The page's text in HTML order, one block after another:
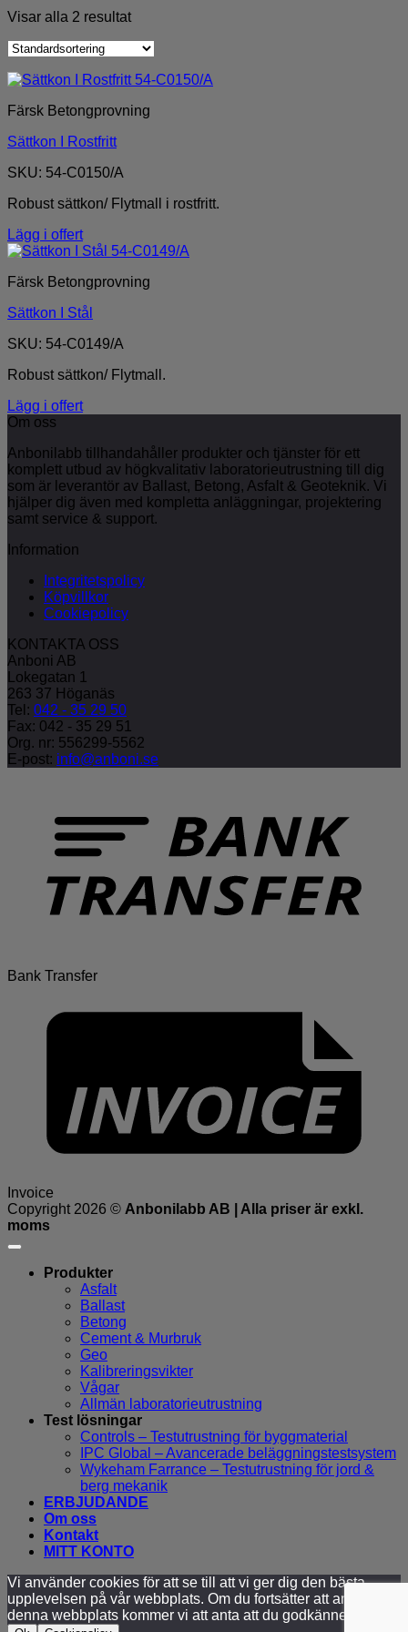
Visar alla 2 resultat
Färsk Betongprovning
Sättkon I Rostfritt
SKU: 54-C0150/A
Robust sättkon/ Flytmall i rostfritt.
Lägg i offert
Färsk Betongprovning
Sättkon I Stål
SKU: 54-C0149/A
Robust sättkon/ Flytmall.
Lägg i offert
Om oss
Anbonilabb tillhandahåller produkter och tjänster för ett
komplett utbud av högkvalitativ laboratorieutrustning till dig
som är leverantör av Ballast, Betong, Asfalt & Geoteknik. Vi
hjälper dig även med kompletta anläggningar, projektering
samt service & support.
Information
Integritetspolicy
Köpvillkor
Cookiepolicy
KONTAKTA OSS
Anboni AB
Lokegatan 1
263 37 Höganäs
Tel: 042 - 35 29 50
Fax: 042 - 35 29 51
Org. nr: 556299-5562
E-post: info@anboni.se
Bank Transfer
Invoice
Copyright 2026 © Anbonilabb AB | Alla priser är exkl.
moms
Produkter
Asfalt
Ballast
Betong
Cement & Murbruk
Geo
Kalibreringsvikter
Vågar
Allmän laboratorieutrustning
Test lösningar
Controls – Testutrustning för byggmaterial
IPC Global – Avancerade beläggningstestsystem
Wykeham Farrance – Testutrustning för jord &
berg mekanik
ERBJUDANDE
Om oss
Kontakt
MITT KONTO
Vi använder cookies för att se till att vi ger dig den bästa
upplevelsen på vår webbplats. Om du fortsätter att använda
denna webbplats kommer vi att anta att du godkänner detta.